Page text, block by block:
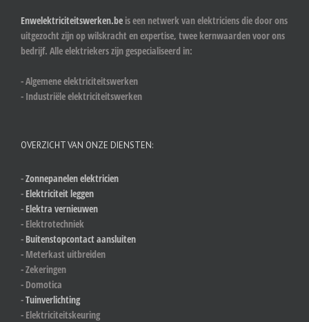
Enwelektriciteitswerken.be is een netwerk van elektriciens die door ons
uitgezocht zijn op wilskracht en expertise, twee kernwaarden voor ons
bedrijf. Alle elektriekers zijn gespecialiseerd in:
- Algemene elektriciteitswerken
- Industriële elektriciteitswerken
OVERZICHT VAN ONZE DIENSTEN:
-Zonnepanelen elektricien
- Elektriciteit leggen
- Elektra vernieuwen
- Elektrotechniek
- Buitenstopcontact aansluiten
- Meterkast uitbreiden
- Zekeringen
- Domotica
-Tuinverlichting
- Elektriciteitskeuring